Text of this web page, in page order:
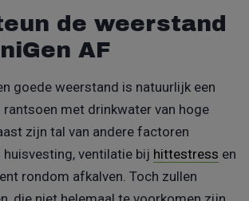
de weerstand
AF
goede weerstand is natuurlijk een
met drinkwater van hoge
zijn tal van andere factoren
ventilatie bij hittestress en
rondom afkalven. Toch zullen